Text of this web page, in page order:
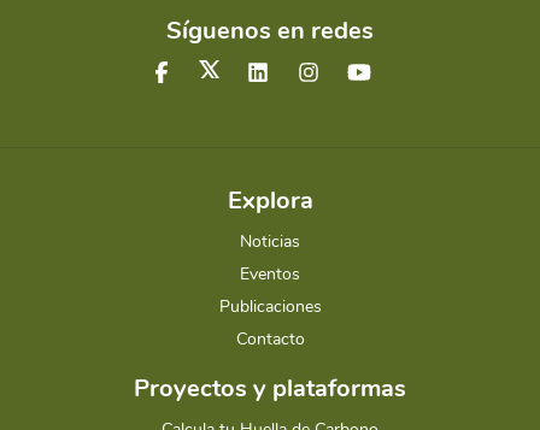
Síguenos en redes
Explora
Noticias
Eventos
Publicaciones
Contacto
Proyectos y plataformas